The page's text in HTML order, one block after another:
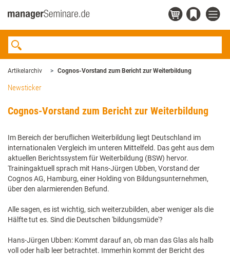
Artikelarchiv Cognos-Vorstand zum Bericht zur Weiterbildung
Newsticker
Cognos-Vorstand zum Bericht zur Weiterbildung
Im Bereich der beruflichen Weiterbildung liegt Deutschland im
internationalen Vergleich im unteren Mittelfeld. Das geht aus dem
aktuellen Berichtssystem für Weiterbildung (BSW) hervor.
Trainingaktuell sprach mit Hans-Jürgen Ubben, Vorstand der
Cognos AG, Hamburg, einer Holding von Bildungsunternehmen,
über den alarmierenden Befund.
Alle sagen, es ist wichtig, sich weiterzubilden, aber weniger als die
Hälfte tut es. Sind die Deutschen 'bildungsmüde'?
Hans-Jürgen Ubben: Kommt darauf an, ob man das Glas als halb
voll oder halb leer betrachtet. Immerhin kommt der Bericht des